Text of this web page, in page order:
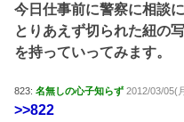
今日仕事前に警察に相談
とりあえず切られた紐の
を持っていってみます。
823: 名無しの心子知らず 2012/03/05(
>>822